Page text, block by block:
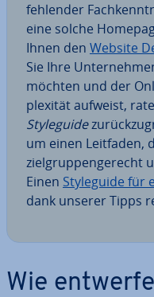
fehlender
eine solche
Ihnen den Website
Sie Ihre
möchten und der
ple­xi­tät aufweist,
Sty­le­gui­de
um einen Leitfaden,
ziel­grup­pen­ge­recht
Einen Sty­le­gui­de für
dank unserer Tipps
Wie